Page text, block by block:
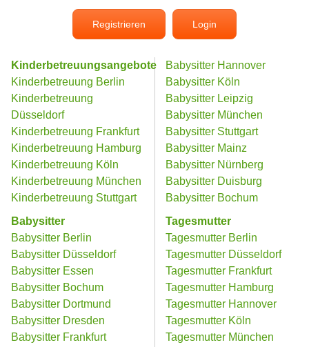
Registrieren Login
Kinderbetreuungsangebote
Kinderbetreuung Berlin
Kinderbetreuung
Düsseldorf
Kinderbetreuung Frankfurt
Kinderbetreuung Hamburg
Kinderbetreuung Köln
Kinderbetreuung München
Kinderbetreuung Stuttgart
Babysitter
Babysitter Berlin
Babysitter Düsseldorf
Babysitter Essen
Babysitter Bochum
Babysitter Dortmund
Babysitter Dresden
Babysitter Frankfurt
Babysitter Hannover
Babysitter Köln
Babysitter Leipzig
Babysitter München
Babysitter Stuttgart
Babysitter Mainz
Babysitter Nürnberg
Babysitter Duisburg
Babysitter Bochum
Tagesmutter
Tagesmutter Berlin
Tagesmutter Düsseldorf
Tagesmutter Frankfurt
Tagesmutter Hamburg
Tagesmutter Hannover
Tagesmutter Köln
Tagesmutter München